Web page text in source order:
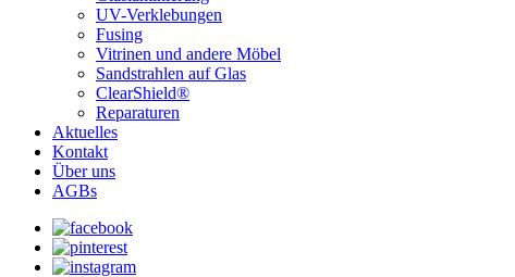
UV-Verklebungen
Fusing
Vitrinen und andere Möbel
Sandstrahlen auf Glas
ClearShield®
Reparaturen
Aktuelles
Kontakt
Über uns
AGBs